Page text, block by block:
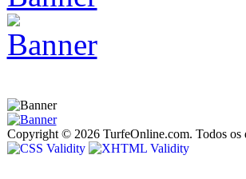
Copyright © 2026 TurfeOnline.com. Todos os